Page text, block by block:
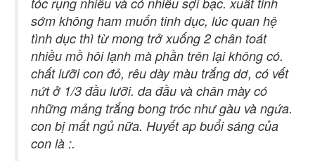
sớm không ham muốn tinh dục, lúc quan hệ
tình dục thì từ mong trở xuống 2 chân toát
nhiều mồ hôi lạnh mà phần trên lại không có.
chất lưỡi con đỏ, rêu dày màu trắng dơ, có vết
nứt ở 1/3 đầu lưỡi. da đầu và chân mày có
những mảng trắng bong tróc như gàu và ngứa.
con bị mất ngủ nữa. Huyết ap buổi sáng của
con là :.